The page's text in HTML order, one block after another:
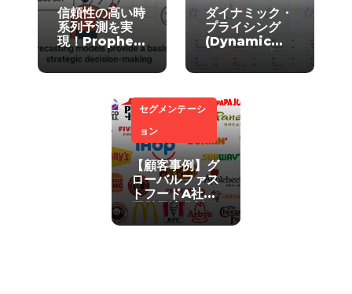
信頼性の高い時
系列予測を実
現！Prophet
とXGBoostの
ハイブリッドモ
ダイナミック・
プライシング
(Dynamic
Pricing)ダッ
シュボード、製
ングチームの課
題解決
セグメンテーシ
ョン
【顧客事例】グ
ローバルファス
トフードA社の
運営最適化戦略